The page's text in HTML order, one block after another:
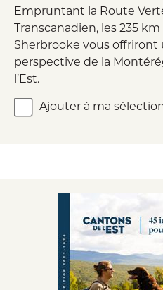
Empruntant la Route
Transcanadien, les 235
Sherbrooke vous
perspective de la
l’Est.
Ajouter à ma